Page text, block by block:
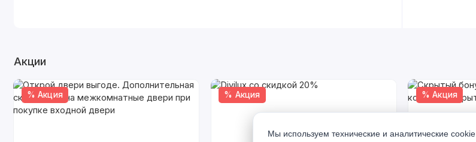
Акции
% Акция % Акция % Акция
Мы используем технические и аналитические cookie